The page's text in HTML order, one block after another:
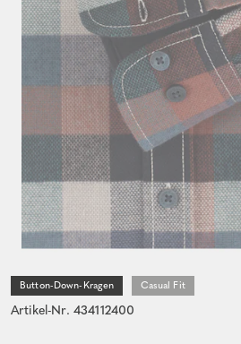
Button-Down-Kragen Casual Fit
Artikel-Nr. 434112400